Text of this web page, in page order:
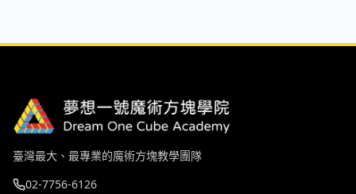
臺灣最大、最專業的魔術方塊教學團隊
02-7756-6126